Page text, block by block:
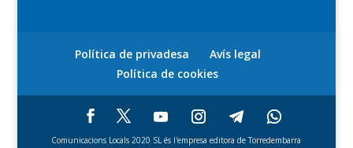
Política de privadesa
Avís legal
Política de cookies
Comunicacions Locals 2020 SL és l'empresa editora de Torredembarra